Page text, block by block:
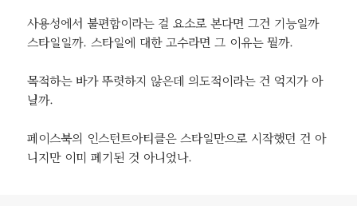
사용성에서 불편함이라는 걸 요소로 본다면 그건 기능일까
스타일일까. 스타일에 대한 고수라면 그 이유는 뭘까.
목적하는 바가 뚜렷하지 않은데 의도적이라는 건 억지가 아
닐까.
페이스북의 인스턴트아티클은 스타일만으로 시작했던 건 아
니지만 이미 폐기된 것 아니었나.